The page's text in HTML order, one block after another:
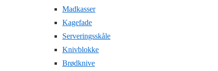
Madkasser
Kagefade
Serveringsskåle
Knivblokke
Brødknive